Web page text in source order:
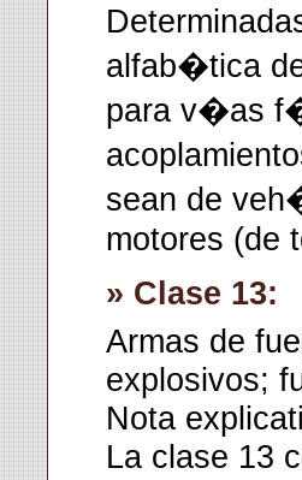
alfab�tica
para v�as
sean de
motores (de
» Clase 13:
Armas de
explosivos;
Nota
La clase 13